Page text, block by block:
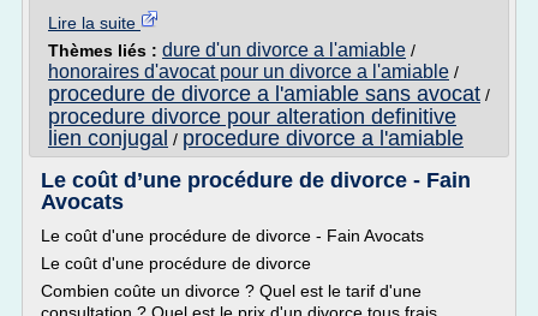
Lire la suite
Thèmes liés : dure d'un divorce a l'amiable /
honoraires d'avocat pour un divorce a l'amiable /
procedure de divorce a l'amiable sans avocat /
procedure divorce pour alteration definitive
lien conjugal / procedure divorce a l'amiable
Le coût d’une procédure de divorce - Fain
Avocats
Le coût d'une procédure de divorce - Fain Avocats
Le coût d'une procédure de divorce
Combien coûte un divorce ? Quel est le tarif d'une